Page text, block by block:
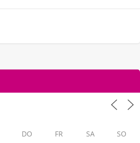
DO FR SA SO